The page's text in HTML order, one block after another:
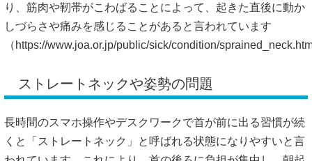
り、筋肉や靭帯がこわばることによって、起きた直後に動か
しづらさや痛みを感じることがあると言われています
（ https://www.joa.or.jp/public/sick/condition/
ストレートネックや姿勢の問題
長時間のスマホ操作やデスクワークで首が前に出る習慣が続
くと「ストレートネック」と呼ばれる状態になりやすいと言